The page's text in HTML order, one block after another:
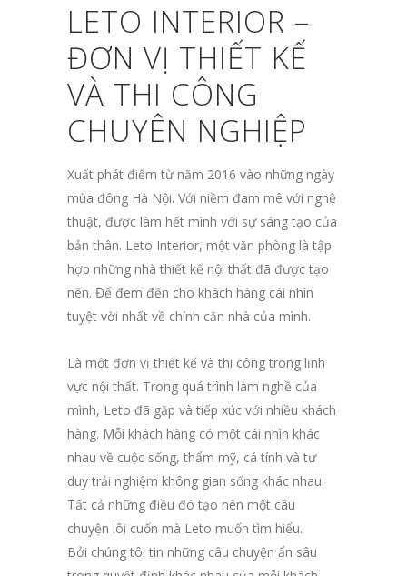
LETO INTERIOR –
ĐƠN VỊ THIẾT KẾ
VÀ THI CÔNG
CHUYÊN NGHIỆP
Xuất phát điểm từ năm 2016 vào những ngày
mùa đông Hà Nội. Với niềm đam mê với nghệ
thuật, được làm hết mình với sự sáng tạo của
bản thân. Leto Interior, một văn phòng là tập
hợp những nhà thiết kế nội thất đã được tạo
nên. Để đem đến cho khách hàng cái nhìn
tuyệt vời nhất về chính căn nhà của mình.
Là một đơn vị thiết kế và thi công trong lĩnh
vực nội thất. Trong quá trình làm nghề của
mình, Leto đã gặp và tiếp xúc với nhiều khách
hàng. Mỗi khách hàng có một cái nhìn khác
nhau về cuộc sống, thẩm mỹ, cá tính và tư
duy trải nghiệm không gian sống khác nhau.
Tất cả những điều đó tạo nên một câu
chuyện lôi cuốn mà Leto muốn tìm hiểu.
Bởi chúng tôi tin những câu chuyện ẩn sâu